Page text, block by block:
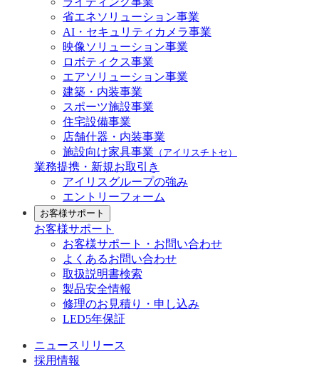
省エネソリューション事業
AI・セキュリティカメラ事業
映像ソリューション事業
ロボティクス事業
エアソリューション事業
建築・内装事業
スポーツ施設事業
住宅設備事業
店舗什器・内装事業
施設向け家具事業 （アイリスチトセ）
業務提携・新規お取引き
アイリスグループの強み
エントリーフォーム
お客様サポート
お客様サポート
お客様サポート・お問い合わせ
よくあるお問い合わせ
取扱説明書検索
製品安全情報
修理のお見積り・申し込み
LED5年保証
ニュースリリース
採用情報